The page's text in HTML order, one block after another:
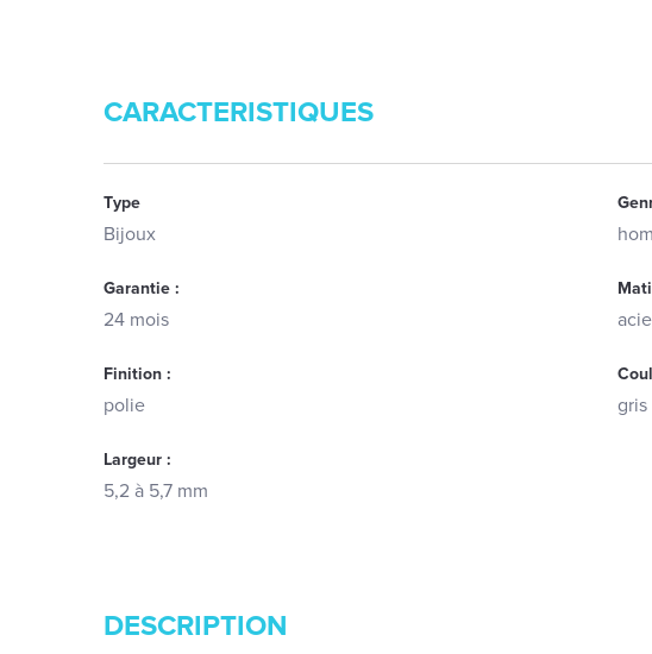
CARACTERISTIQUES
Type
Bijoux
Garantie :
24 mois
Finition :
polie gris
Largeur :
5,2 à 5,7 mm
DESCRIPTION